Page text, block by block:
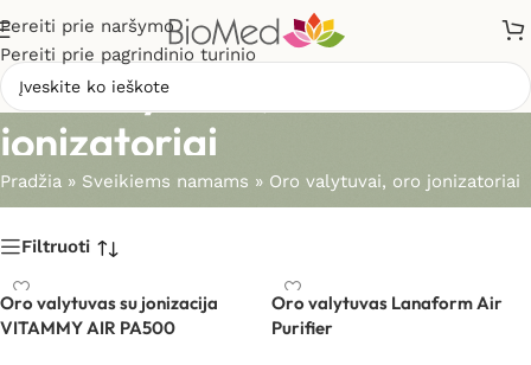
Pereiti prie naršymo
Pereiti prie pagrindinio turinio
Oro valytuvai, oro
jonizatoriai
Pradžia » Sveikiems namams » Oro valytuvai, oro jonizatoriai
Filtruoti
Oro valytuvas su jonizacija
VITAMMY AIR PA500
Oro valytuvas Lanaform Air
Purifier